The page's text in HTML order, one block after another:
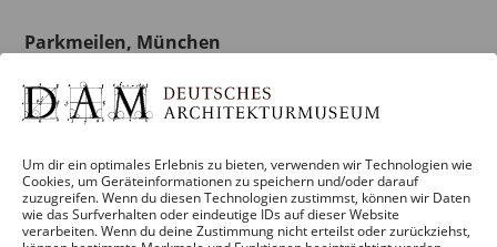
Um dir ein optimales Erlebnis zu bieten, verwenden wir Technologien wie
Cookies, um Geräteinformationen zu speichern und/oder darauf
zuzugreifen. Wenn du diesen Technologien zustimmst, können wir Daten
wie das Surfverhalten oder eindeutige IDs auf dieser Website
verarbeiten. Wenn du deine Zustimmung nicht erteilst oder zurückziehst,
Parkmeilen, München
Freiräume gemeinsam mit den Bürger:innen
entwickelt und in der wachsenden Stadt langfristig
Stadtspaziergängen, urbanem Gärtnern oder
Sportangeboten wurden Nutzungs- und
Erholungspotenziale aufgezeigt und erprobt.